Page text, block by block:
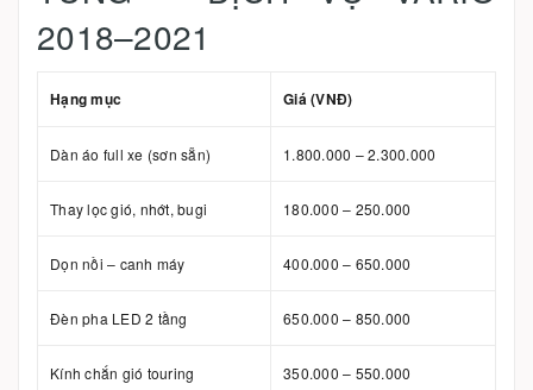
2018–2021
Hạng mục Giá (VNĐ)
Dàn áo full xe (sơn sẵn) 1.800.000 – 2.300.000
Thay lọc gió, nhớt, bugi 180.000 – 250.000
Dọn nồi – canh máy 400.000 – 650.000
Đèn pha LED 2 tầng 650.000 – 850.000
Kính chắn gió touring 350.000 – 550.000